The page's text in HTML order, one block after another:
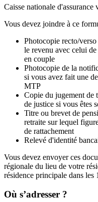
Caisse nationale d'assurance
Vous devez joindre à ce
Photocopie recto/
le revenu avec celui
en couple
Photocopie de la
si vous avez fait une
MTP
Copie du jugement de
de justice si vous êtes
Titre ou brevet de
retraite sur lequel
de rattachement
Relevé d'identité
Vous devez envoyer ces
régionale du lieu de votre
résidence principale dans les
Où s’adresser ?